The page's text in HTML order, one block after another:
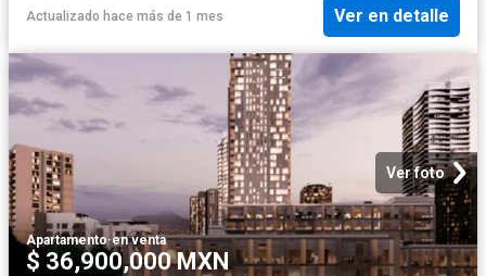
Actualizado hace más de 1 mes Ver en detalle
Ver foto
Apartamento·en venta
$ 36,900,000 MXN